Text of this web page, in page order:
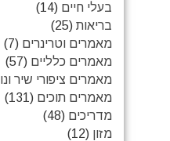
בעלי חיים (14)
בריאות (25)
מאמרים וטרינרים (7)
מאמרים כלליים (57)
מאמרים ציפורי שיר
מאמרים תוכים (131)
מדריכים (48)
מזון (12)